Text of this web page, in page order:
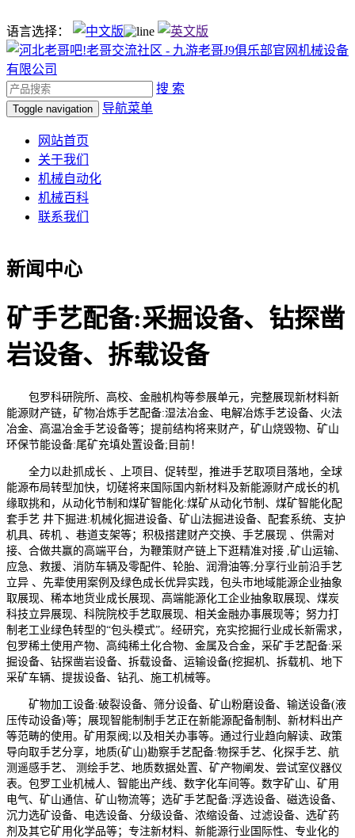
语言选择：
搜 索
Toggle navigation 导航菜单
网站首页
关于我们
机械自动化
机械百科
联系我们
新闻中心
矿手艺配备:采掘设备、钻探凿
岩设备、拆载设备
包罗科研院所、高校、金融机构等参展单元，完整展现新材料新
能源财产链，矿物冶炼手艺配备:湿法冶金、电解冶炼手艺设备、火法
冶金、高温冶金手艺设备等；提前结构将来财产，矿山烧毁物、矿山
环保节能设备:尾矿充填处置设备;目前！
全力以赴抓成长 、上项目、促转型，推进手艺取项目落地，全球
能源布局转型加快，切磋将来国际国内新材料及新能源财产成长的机
缘取挑和，从动化节制和煤矿智能化:煤矿从动化节制、煤矿智能化配
套手艺 井下掘进:机械化掘进设备、矿山法掘进设备、配套系统、支护
机具、砖机 、巷道支架等；积极搭建财产交换、手艺展现 、供需对
接、合做共赢的高端平台，为鞭策财产链上下逛精准对接 ,矿山运输、
应急、救援、消防车辆及零配件、轮胎、润滑油等;分享行业前沿手艺
立异 、先辈使用案例及绿色成长优异实践，包头市地域能源企业抽象
取展现、稀本地货业成长展现、高端能源化工企业抽象取展现、煤炭
科技立异展现、科院院校手艺取展现、相关金融办事展现等；努力打
制老工业绿色转型的“包头模式”。经研究，充实挖掘行业成长新需求，
包罗稀土使用产物、高纯稀土化合物、金属及合金，采矿手艺配备:采
掘设备、钻探凿岩设备、拆载设备、运输设备(挖掘机、拆载机、地下
采矿车辆、提拔设备、钻孔、施工机械等。
矿物加工设备:破裂设备、筛分设备、矿山粉磨设备、输送设备(液
压传动设备)等；展现智能制制手艺正在新能源配备制制、新材料出产
等范畴的使用。矿用泵阀;以及相关办事等。通过行业趋向解读、政策
导向取手艺分享，地质(矿山)勘察手艺配备:物探手艺、化探手艺、航
测遥感手艺、 测绘手艺、地质数据处置、矿产物阐发、尝试室仪器仪
表。包罗工业机械人、智能出产线、数字化车间等。数字矿山、矿用
电气、矿山通信、矿山物流等；选矿手艺配备:浮选设备、磁选设备、
沉力选矿设备、电选设备、分级设备、浓缩设备、过滤设备、选矿药
剂及其它矿用化学品等；专注新材料、新能源行业国际性、专业化的